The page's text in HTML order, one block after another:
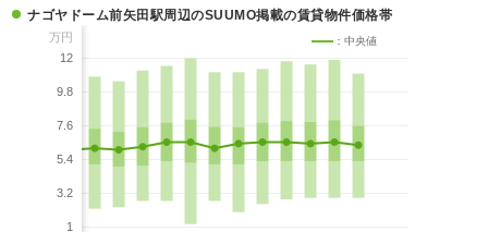
ナゴヤドーム前矢田駅周辺のSUUMO掲載の賃貸物件価格帯
万円
12
9.8
7.6
5.4
3.2
1
：中央値